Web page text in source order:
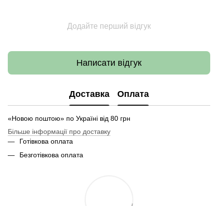
Додайте перший відгук
Написати відгук
Доставка Оплата
«Новою поштою» по Україні від 80 грн
Більше інформації про доставку
Готівкова оплата
Безготівкова оплата